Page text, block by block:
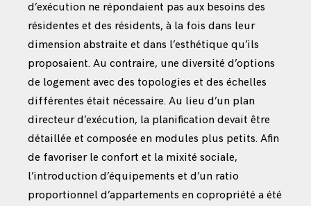
d’exécution ne répondaient pas aux besoins des
résidentes et des résidents, à la fois dans leur
dimension abstraite et dans l’esthétique qu’ils
proposaient. Au contraire, une diversité d’options
de logement avec des topologies et des échelles
différentes était nécessaire. Au lieu d’un plan
directeur d’exécution, la planification devait être
détaillée et composée en modules plus petits. Afin
de favoriser le confort et la mixité sociale,
l’introduction d’équipements et d’un ratio
proportionnel d’appartements en copropriété a été